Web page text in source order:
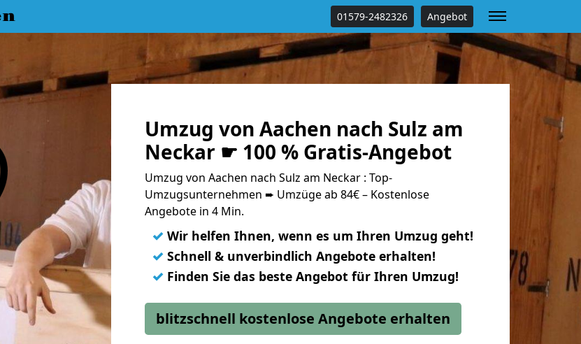
01579-2482326 Angebot
Umzug von Aachen nach Sulz am
Neckar ☛ 100 % Gratis-Angebot
Umzug von Aachen nach Sulz am Neckar : Top-
Umzugsunternehmen ➨ Umzüge ab 84€ – Kostenlose
Angebote in 4 Min.
✓ Wir helfen Ihnen, wenn es um Ihren Umzug geht!
✓ Schnell & unverbindlich Angebote erhalten!
✓ Finden Sie das beste Angebot für Ihren Umzug!
blitzschnell kostenlose Angebote erhalten